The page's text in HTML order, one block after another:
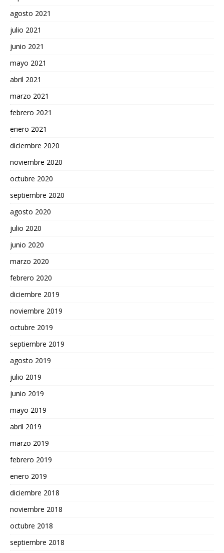
agosto 2021
julio 2021
junio 2021
mayo 2021
abril 2021
marzo 2021
febrero 2021
enero 2021
diciembre 2020
noviembre 2020
octubre 2020
septiembre 2020
agosto 2020
julio 2020
junio 2020
marzo 2020
febrero 2020
diciembre 2019
noviembre 2019
octubre 2019
septiembre 2019
agosto 2019
julio 2019
junio 2019
mayo 2019
abril 2019
marzo 2019
febrero 2019
enero 2019
diciembre 2018
noviembre 2018
octubre 2018
septiembre 2018